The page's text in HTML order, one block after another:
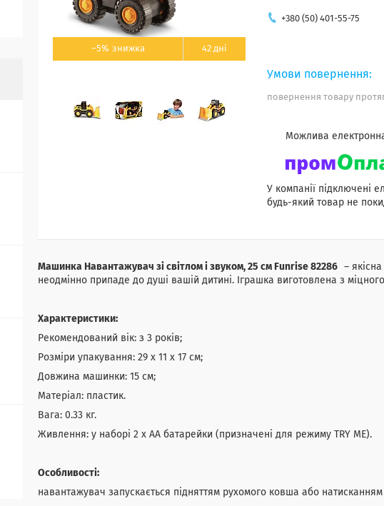
–5% 42 дні
+380 (50) 401-55-75
повернення товару
У компанії підключені
будь-який товар не
Машинка Навантажувач зі світлом і звуком, 25 см Funrise 82286 –
неодмінно припаде до душі вашій дитині. Іграшка виготовлена з
Характеристики:
Рекомендований вік: з 3 років;
Розміри упакування: 29 х 11 х 17 см;
Довжина машинки: 15 см;
Матеріал: пластик.
Вага: 0.33 кг.
Живлення: у наборі 2 х АА батарейки (призначені для режиму TRY ME).
Особливості:
навантажувач запускається підняттям рухомого ковша або натисканням